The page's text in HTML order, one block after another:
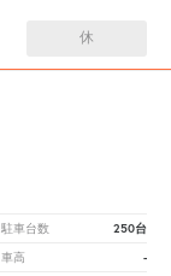
休
駐車台数 250台
車高 -